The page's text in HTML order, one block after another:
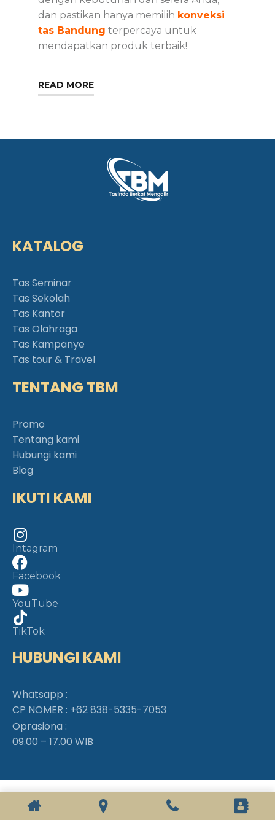
dan pastikan hanya memilih konveksi
tas Bandung terpercaya untuk
mendapatkan produk terbaik!
READ MORE
KATALOG
Tas Seminar
Tas Sekolah
Tas Kantor
Tas Olahraga
Tas Kampanye
Tas tour & Travel
TENTANG TBM
Promo
Tentang kami
Hubungi kami
Blog
IKUTI KAMI
Intagram
Facebook
YouTube
TikTok
HUBUNGI KAMI
Whatsapp :
CP NOMER : +62 838-5335-7053
Oprasiona :
09.00 – 17.00 WIB